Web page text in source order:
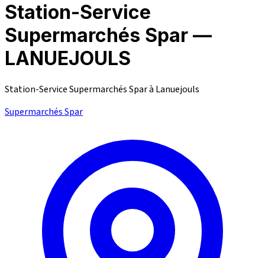
Station-Service
Supermarchés Spar —
LANUEJOULS
Station-Service Supermarchés Spar à Lanuejouls
Supermarchés Spar